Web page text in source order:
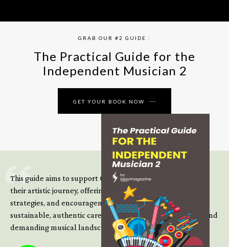
GRAB OUR #2 GUIDE :
The Practical Guide for the
Independent Musician 2
GET YOUR BOOK NOW
This guide aims to support those climbing the next steps of
their artistic journey, offering practical insight, updated
strategies, and encouragement to continue building
sustainable, authentic careers in an increasingly complex and
demanding musical landscape.